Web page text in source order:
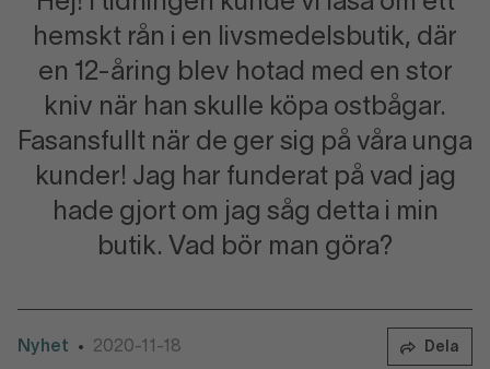
hemskt rån i en livsmedelsbutik, där
en 12-åring blev hotad med en stor
kniv när han skulle köpa ostbågar.
Fasansfullt när de ger sig på våra unga
kunder! Jag har funderat på vad jag
hade gjort om jag såg detta i min
butik. Vad bör man göra?
Nyhet • 2020-11-18 Dela